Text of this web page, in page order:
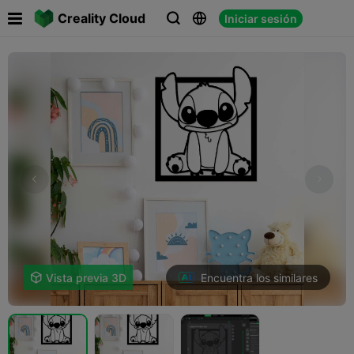
Creality Cloud   Iniciar sesión
 Vista previa 3D Encuentra los similares